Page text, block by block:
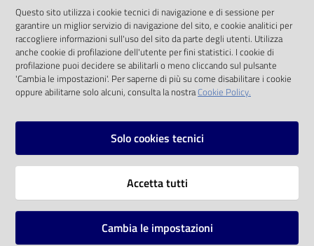
Eventi
Chiedi al
bibliotecario
Avvisi
solo alle condizioni previste dalla direttiva
comunitaria 2003/98/CE e dal d.lgs. 36/2006
SOCIAL
Instagram
Vai alla pagina
Questo sito utilizza i cookie tecnici di navigazione e di sessione per
garantire un miglior servizio di navigazione del sito, e cookie analitici per
raccogliere informazioni sull'uso del sito da parte degli utenti. Utilizza
anche cookie di profilazione dell'utente per fini statistici. I cookie di
profilazione puoi decidere se abilitarli o meno cliccando sul pulsante
'Cambia le impostazioni'. Per saperne di più su come disabilitare i cookie
oppure abilitarne solo alcuni, consulta la nostraCookie Policy.
Solo cookies tecnici
Accetta tutti
Cambia le impostazioni